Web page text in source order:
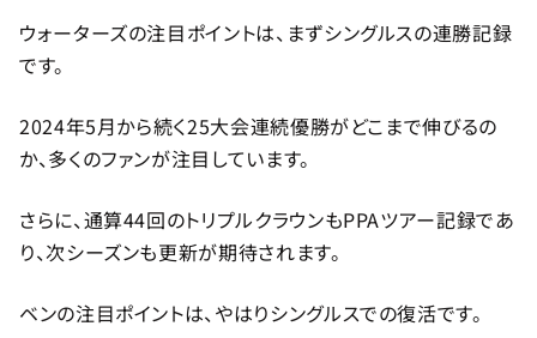
ウォーターズの注目ポイントは、まずシングルスの連勝記録
です。
2024年5月から続く25大会連続優勝がどこまで伸びるの
か、多くのファンが注目しています。
さらに、通算44回のトリプルクラウンもPPAツアー記録であ
り、次シーズンも更新が期待されます。
ベンの注目ポイントは、やはりシングルスでの復活です。